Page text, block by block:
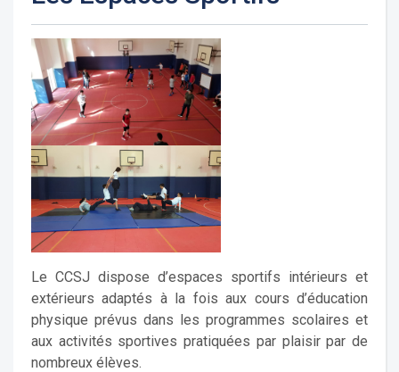
Le CCSJ dispose d’espaces sportifs intérieurs et
extérieurs adaptés à la fois aux cours d’éducation
physique prévus dans les programmes scolaires et
aux activités sportives pratiquées par plaisir par de
nombreux élèves.